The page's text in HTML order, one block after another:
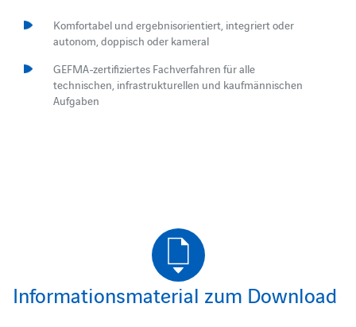
Komfortabel und ergebnisorientiert, integriert oder
autonom, doppisch oder kameral
GEFMA-zertifiziertes Fachverfahren für alle
technischen, infrastrukturellen und kaufmännischen
Aufgaben
Informationsmaterial zum Download